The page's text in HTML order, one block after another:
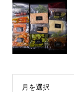
月を選択